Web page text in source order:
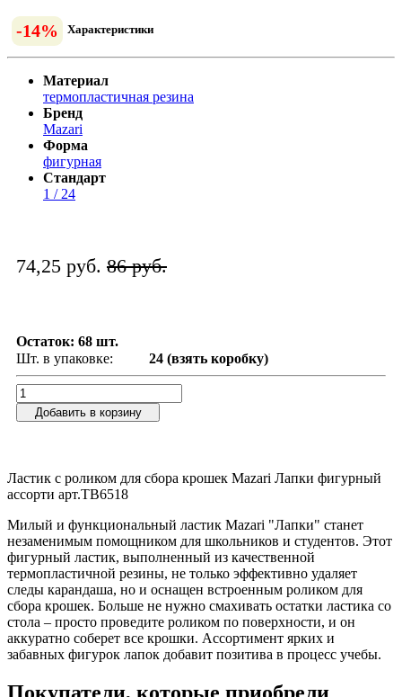
-14% Характеристики
Материал
термопластичная резина
Бренд
Mazari
Форма
фигурная
Стандарт
1 / 24
74,25 руб. 86 руб.
Остаток: 68 шт.
Шт. в упаковке:
24 (взять коробку)
Добавить в корзину
Ластик с роликом для сбора крошек Mazari Лапки фигурный
ассорти арт.TB6518
Милый и функциональный ластик Mazari "Лапки" станет
незаменимым помощником для школьников и студентов. Этот
фигурный ластик, выполненный из качественной
термопластичной резины, не только эффективно удаляет
следы карандаша, но и оснащен встроенным роликом для
сбора крошек. Больше не нужно смахивать остатки ластика со
стола – просто проведите роликом по поверхности, и он
аккуратно соберет все крошки. Ассортимент ярких и
забавных фигурок лапок добавит позитива в процесс учебы.